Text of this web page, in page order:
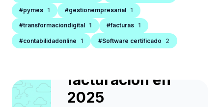
#pymes 1 #gestionempresarial 1
#transformaciondigital 1 #facturas 1
#contabilidadonline 1 #Software certificado 2
Las 10 señales de
que tu negocio
necesita cambiar
facturación en
2025